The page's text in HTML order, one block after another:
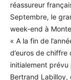
réassureur
Septembre, le
week-end à
« A la fin de
d’euros de chiffre
initialement
Bertrand Labilloy,